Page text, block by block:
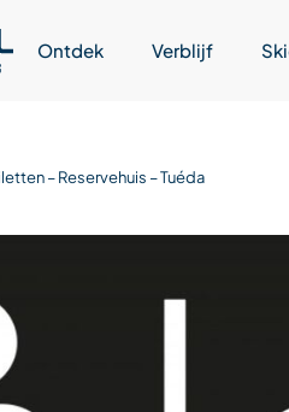
Ontdek Verblijf
– Reservehuis – Tuéda